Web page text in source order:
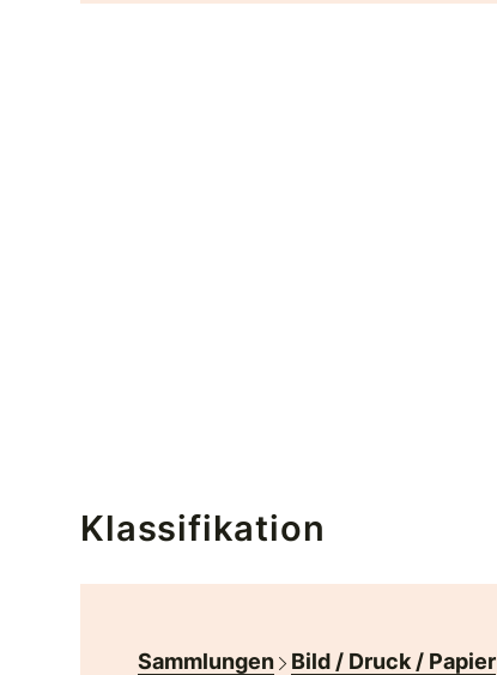
Klassifikation
Sammlungen Bild / Druck / Papier